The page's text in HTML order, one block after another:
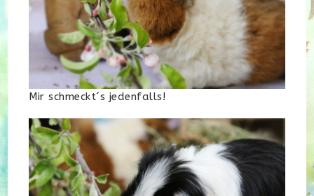
Mir schmeckt´s jedenfalls!